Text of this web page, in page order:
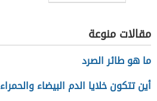
مقالات منوعة
ما هو طائر الصرد
أين تتكون خلايا الدم البيضاء والحمراء